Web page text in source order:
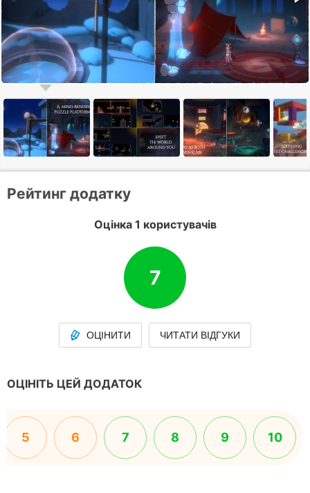
Рейтинг додатку
Оцінка 1 користувачів
7
ОЦІНИТИ ЧИТАТИ ВІДГУКИ
ОЦІНІТЬ ЦЕЙ ДОДАТОК
5 6 7 8 9 10